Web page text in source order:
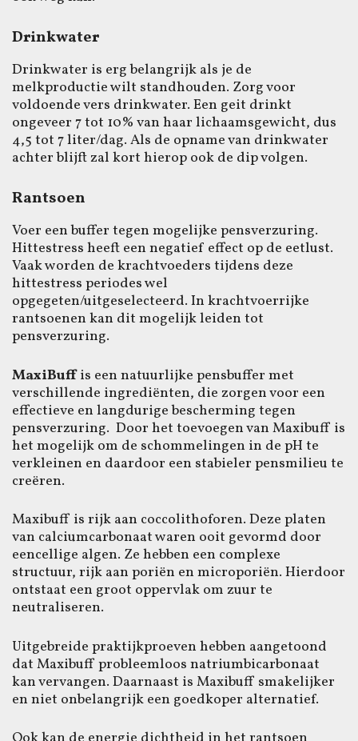
Drinkwater
Drinkwater is erg belangrijk als je de
melkproductie wilt standhouden. Zorg voor
voldoende vers drinkwater. Een geit drinkt
ongeveer 7 tot 10% van haar lichaamsgewicht, dus
4,5 tot 7 liter/dag. Als de opname van drinkwater
achter blijft zal kort hierop ook de dip volgen.
Rantsoen
Voer een buffer tegen mogelijke pensverzuring.
Hittestress heeft een negatief effect op de eetlust.
Vaak worden de krachtvoeders tijdens deze
hittestress periodes wel
opgegeten/uitgeselecteerd. In krachtvoerrijke
rantsoenen kan dit mogelijk leiden tot
pensverzuring.
MaxiBuffis een natuurlijke pensbuffer met
verschillende ingrediënten, die zorgen voor een
effectieve en langdurige bescherming tegen
pensverzuring. Door het toevoegen van Maxibuff is
het mogelijk om de schommelingen in de pH te
verkleinen en daardoor een stabieler pensmilieu te
creëren.
Maxibuff is rijk aan coccolithoforen. Deze platen
van calciumcarbonaat waren ooit gevormd door
eencellige algen. Ze hebben een complexe
structuur, rijk aan poriën en microporiën. Hierdoor
ontstaat een groot oppervlak om zuur te
neutraliseren.
Uitgebreide praktijkproeven hebben aangetoond
dat Maxibuff probleemloos natriumbicarbonaat
kan vervangen. Daarnaast is Maxibuff smakelijker
en niet onbelangrijk een goedkoper alternatief.